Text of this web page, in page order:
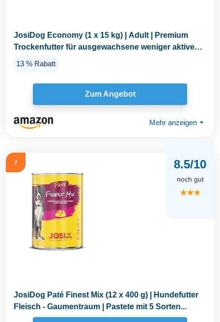
JosiDog Economy (1 x 15 kg) | Adult | Premium
Trockenfutter für ausgewachsene weniger aktive
13 % Rabatt
Zum Angebot
Mehr anzeigen ⏷
7 8.5/10
noch gut
★★★
JosiDog Paté Finest Mix (12 x 400 g) | Hundefutter
Fleisch - Gaumentraum | Pastete mit 5 Sorten...